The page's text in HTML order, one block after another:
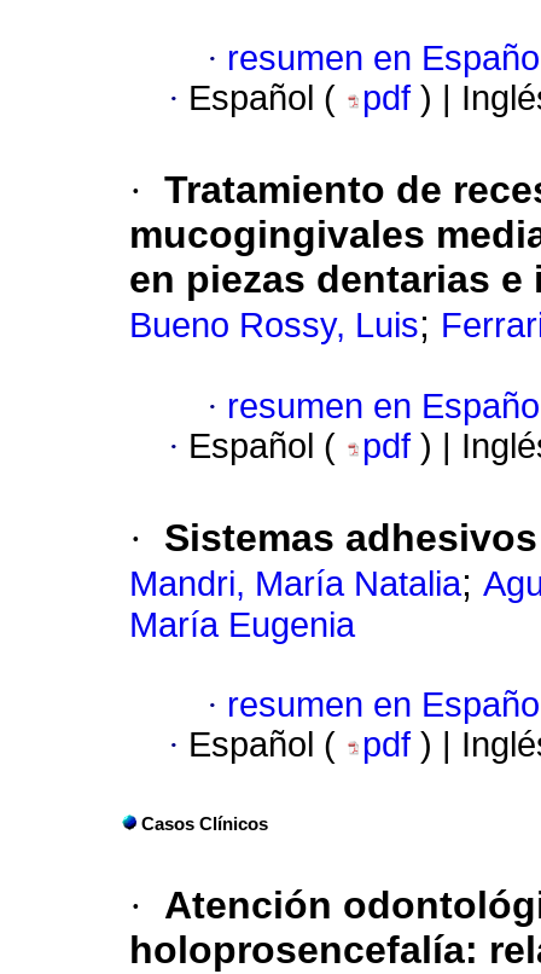
· resumen en
· Español ( pdf ) |
· Tratamiento de
mucogingivales
en piezas dentarias e
Bueno Rossy, Luis;
· resumen en
· Español ( pdf ) |
· Sistemas
Mandri, María Natalia;
María Eugenia
· resumen en
· Español ( pdf ) |
Casos Clínicos
·
Atención
holoprosencefalía: